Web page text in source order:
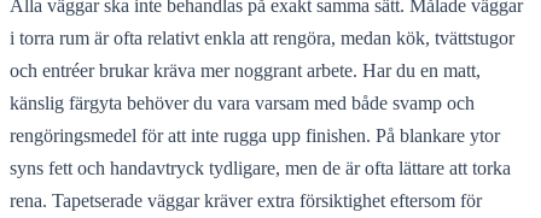
Alla väggar ska inte behandlas på exakt samma sätt. Målade väggar
i torra rum är ofta relativt enkla att rengöra, medan kök, tvättstugor
och entréer brukar kräva mer noggrant arbete. Har du en matt,
känslig färgyta behöver du vara varsam med både svamp och
rengöringsmedel för att inte rugga upp finishen. På blankare ytor
syns fett och handavtryck tydligare, men de är ofta lättare att torka
rena. Tapetserade väggar kräver extra försiktighet eftersom för